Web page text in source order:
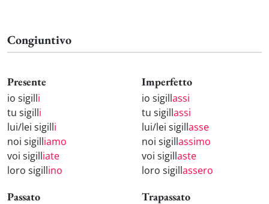
Congiuntivo
Presente
io sigilli
tu sigilli
lui/lei sigilli
noi sigilliamo
voi sigilliate
loro sigillino
Imperfetto
io sigillassi
tu sigillassi
lui/lei sigillasse
noi sigillassimo
voi sigillaste
loro sigillassero
Passato Trapassato